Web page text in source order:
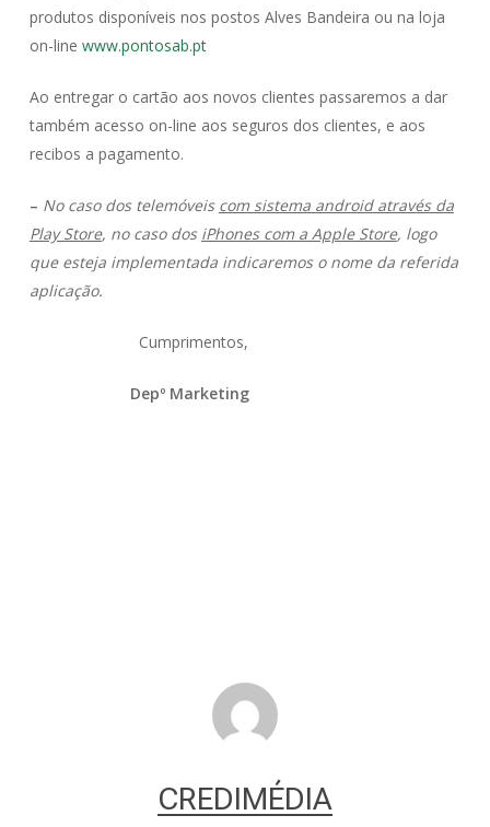
produtos disponíveis nos postos Alves Bandeira ou na loja
on-line www.pontosab.pt
Ao entregar o cartão aos novos clientes passaremos a dar
também acesso on-line aos seguros dos clientes, e aos
recibos a pagamento.
– No caso dos telemóveis com sistema android através da
Play Store, no caso dos iPhones com a Apple Store, logo
que esteja implementada indicaremos o nome da referida
aplicação.
Cumprimentos,
Depº Marketing
CREDIMÉDIA